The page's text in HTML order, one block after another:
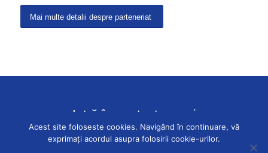
Mai multe detalii despre parteneriat
Intră în contact cu noi
Acest site foloseste cookies. Navigând în continuare, vă
exprimați acordul asupra folosirii cookie-urilor.